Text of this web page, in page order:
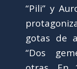
“Pili” y
gotas de
“Dos